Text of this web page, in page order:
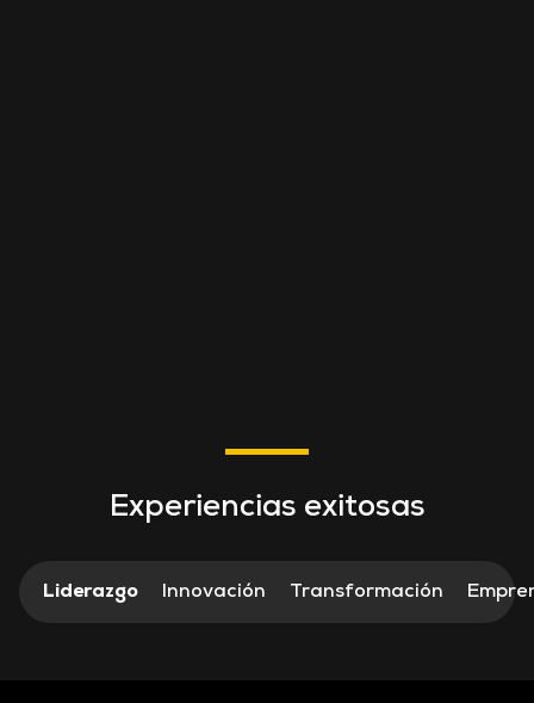
Experiencias exitosas
Liderazgo Innovación Transformación